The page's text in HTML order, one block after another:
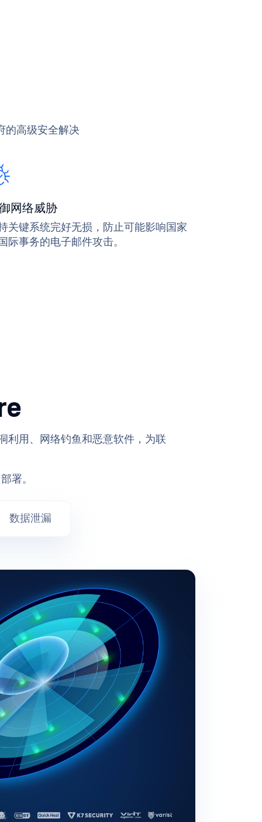
的高级安全解决
网络威胁
关键系统完好无损，防止可能影响国家
际事务的电子邮件攻击。
利用、网络钓鱼和恶意软件，为联
署。
数据泄漏